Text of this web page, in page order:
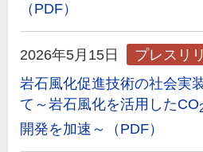
（PDF）
2026年5月15日
プレスリ
岩石風化促進技術の社会実
て～岩石風化を活用したCO
開発を加速～（PDF）